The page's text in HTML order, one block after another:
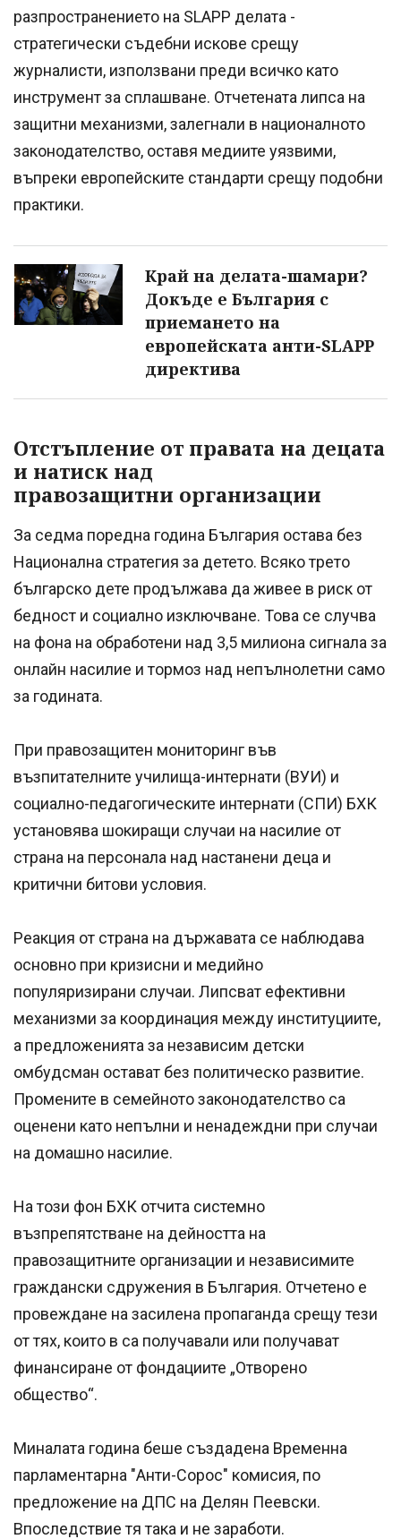
разпространението на SLAPP делата -
стратегически съдебни искове срещу
журналисти, използвани преди всичко като
инструмент за сплашване. Отчетената липса на
защитни механизми, залегнали в националното
законодателство, оставя медиите уязвими,
въпреки европейските стандарти срещу подобни
практики.
Край на делата-шамари?
Докъде е България с
приемането на
европейската анти-SLAPP
директива
Отстъпление от правата на децата
и натиск над
правозащитни организации
За седма поредна година България остава без
Национална стратегия за детето. Всяко трето
българско дете продължава да живее в риск от
бедност и социално изключване. Това се случва
на фона на обработени над 3,5 милиона сигнала за
онлайн насилие и тормоз над непълнолетни само
за годината.
При правозащитен мониторинг във
възпитателните училища-интернати (ВУИ) и
социално-педагогическите интернати (СПИ) БХК
установява шокиращи случаи на насилие от
страна на персонала над настанени деца и
критични битови условия.
Реакция от страна на държавата се наблюдава
основно при кризисни и медийно
популяризирани случаи. Липсват ефективни
механизми за координация между институциите,
а предложенията за независим детски
омбудсман остават без политическо развитие.
Промените в семейното законодателство са
оценени като непълни и ненадеждни при случаи
на домашно насилие.
На този фон БХК отчита системно
възпрепятстване на дейността на
правозащитните организации и независимите
граждански сдружения в България. Отчетено е
провеждане на засилена пропаганда срещу тези
от тях, които в са получавали или получават
финансиране от фондациите „Отворено
общество“.
Миналата година беше създадена Временна
парламентарна "Анти-Сорос" комисия, по
предложение на ДПС на Делян Пеевски.
Впоследствие тя така и не заработи.